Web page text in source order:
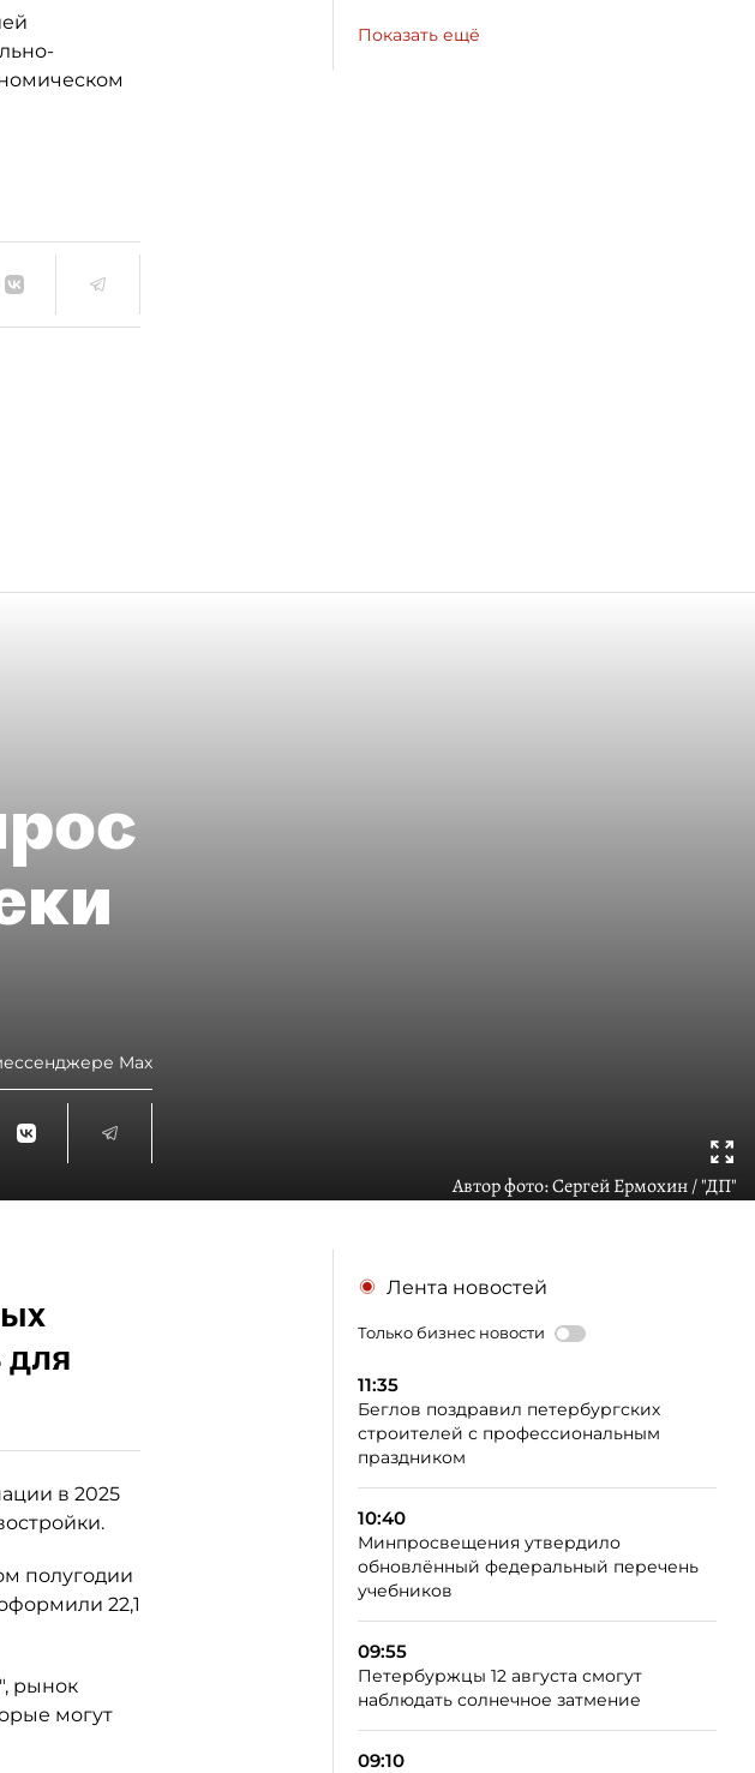
Показать ещё
Max
Автор фото:Сергей Ермохин / "ДП"
в 2025
полугодии
22,1
", рынок
могут
Лента новостей
Только бизнес новости
11:35
Беглов поздравил петербургских
строителей с профессиональным
праздником
10:40
Минпросвещения утвердило
обновлённый федеральный перечень
учебников
09:55
Петербуржцы 12 августа смогут
наблюдать солнечное затмение
09:10